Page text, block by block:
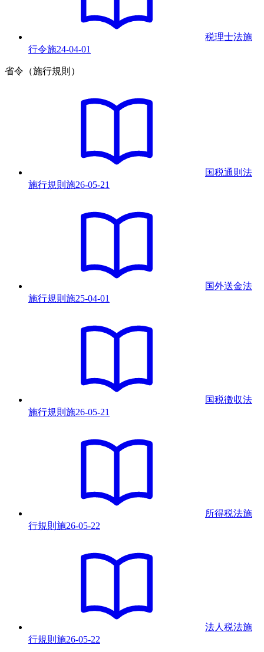
税理士法施
行令施24-04-01
省令（施行規則）
国税通則法
施行規則 施26-05-21
国外送金法
施行規則 施25-04-01
国税徴収法
施行規則 施26-05-21
所得税法施
行規則 施26-05-22
法人税法施
行規則 施26-05-22